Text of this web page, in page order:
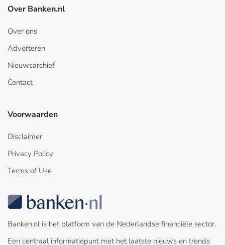
Over Banken.nl
Over ons
Adverteren
Nieuwsarchief
Contact
Voorwaarden
Disclaimer
Privacy Policy
Terms of Use
Banken.nl is het platform van de Nederlandse financiële sector.
Een centraal informatiepunt met het laatste nieuws en trends